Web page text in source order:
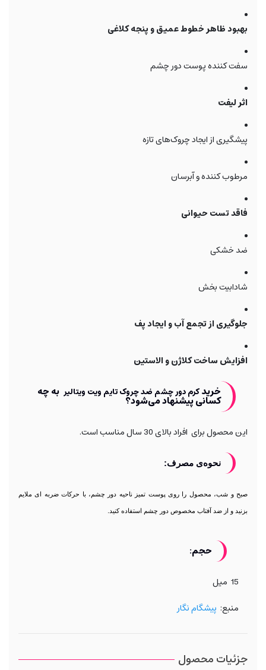
بهبود ظاهر خطوط عمیق و پنجه کلاغی
سفت کننده پوست دور چشم
اثر لیفت
پیشگیری از ایجاد چروک‌های تازه
مرطوب کننده و آبرسان
فاقد تست حیوانی
ضد خشکی
شادابیت بخش
جلوگیری از تجمع آب و ایجاد پف
افزایش ساخت کلاژن و الاستین
خریدکرم دور چشم ضد چروک تایم ویت ویتالیر به چه
کسانی پیشنهاد می‌شود؟
این محصول برای افراد بالای 30 سال مناسب است.
نحوه‌ی مصرف:
صبح و شب، محصول را روی پوست تمیز ناحیه دور چشم، با حرکات ضربه ای ملایم
بزنید و از ضد آفتاب مخصوص دور چشم استفاده کنید.
حجم:
15 میل
منبع: پیشگام نگار
جزئیات محصول